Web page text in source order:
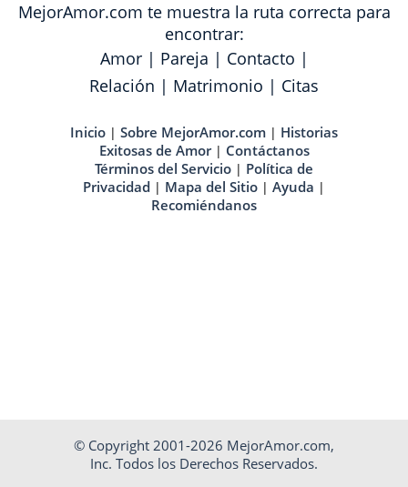
MejorAmor.com te muestra la ruta correcta para
encontrar:
Amor| Pareja | Contacto |
Relación | Matrimonio | Citas
Inicio | Sobre MejorAmor.com | Historias
Exitosas de Amor| Contáctanos
Términos del Servicio | Política de
Privacidad | Mapa del Sitio | Ayuda |
Recomiéndanos
© Copyright 2001-2026 MejorAmor.com,
Inc. Todos los Derechos Reservados.